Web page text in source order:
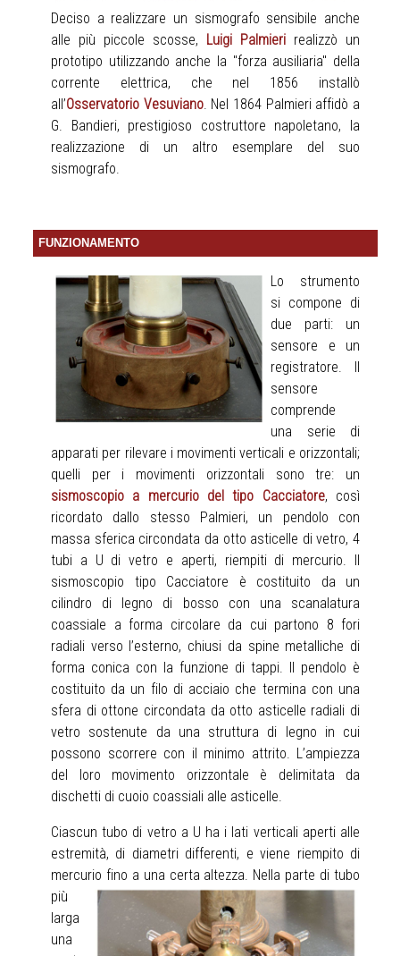
Deciso a realizzare un sismografo sensibile anche
alle più piccole scosse,
Luigi Palmieri realizzò un
prototipo utilizzando anche la "forza ausiliaria" della
corrente elettrica, che nel 1856 installò
all’Osservatorio Vesuviano. Nel 1864 Palmieri affidò a
G. Bandieri, prestigioso costruttore napoletano, la
realizzazione di un altro esemplare del suo
sismografo.
FUNZIONAMENTO
Lo strumento
si compone di
due parti: un
sensore e un
registratore. Il
sensore
comprende
una serie di
apparati per rilevare i movimenti verticali e orizzontali;
quelli per i movimenti orizzontali sono tre: un
sismoscopio a mercurio del tipo Cacciatore, così
ricordato dallo stesso Palmieri, un pendolo con
massa sferica circondata da otto asticelle di vetro, 4
tubi a U di vetro e aperti, riempiti di mercurio. Il
sismoscopio tipo Cacciatore è costituito da un
cilindro di legno di bosso con una scanalatura
coassiale a forma circolare da cui partono 8 fori
radiali verso l’esterno, chiusi da spine metalliche di
forma conica con la funzione di tappi. Il pendolo è
costituito da un filo di acciaio che termina con una
sfera di ottone circondata da otto asticelle radiali di
vetro sostenute da una struttura di legno in cui
possono scorrere con il minimo attrito. L’ampiezza
del loro movimento orizzontale è delimitata da
dischetti di cuoio coassiali alle asticelle.
Ciascun tubo di vetro a U ha i lati verticali aperti alle
estremità, di diametri differenti, e viene riempito di
mercurio fino a una certa altezza. Nella parte di tubo
più
larga
una